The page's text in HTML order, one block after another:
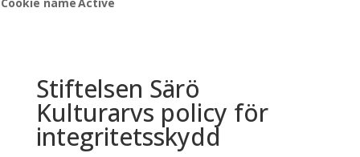
Stiftelsen Särö
Kulturarvs policy för
integritetsskydd